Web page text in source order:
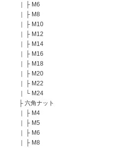
｜
├ M6
｜
├ M8
｜
├ M10
｜
├ M12
｜
├ M14
｜
├ M16
｜
├ M18
｜
├ M20
｜
├ M22
｜
└ M24
├ 六角ナット
｜
├ M4
｜
├ M5
｜
├ M6
｜
├ M8